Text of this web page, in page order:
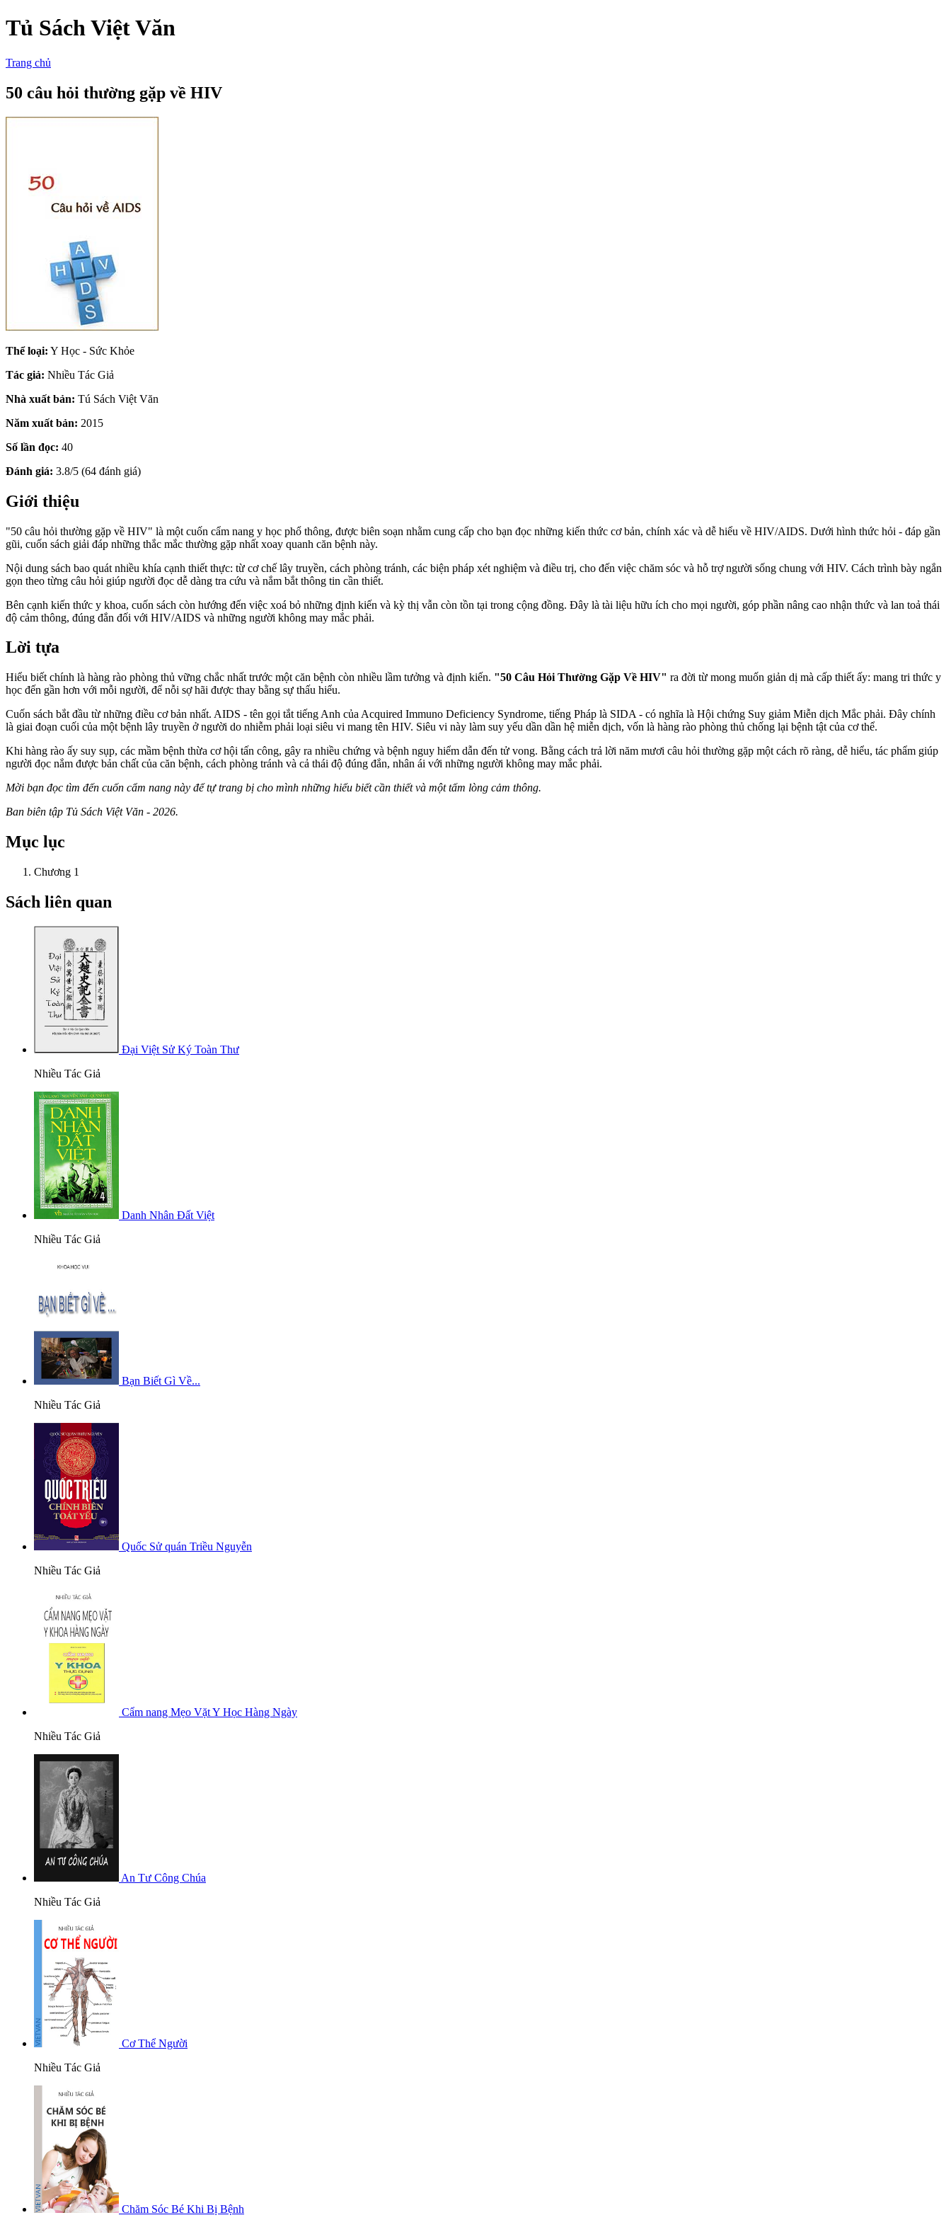
Tủ Sách Việt Văn
Trang chủ
50 câu hỏi thường gặp về HIV
Thể loại: Y Học - Sức Khỏe
Tác giả: Nhiều Tác Giả
Nhà xuất bản: Tú Sách Việt Văn
Năm xuất bản: 2015
Số lần đọc: 40
Đánh giá: 3.8/5 (64 đánh giá)
Giới thiệu
"50 câu hỏi thường gặp về HIV" là một cuốn cẩm nang y học phổ thông, được biên soạn nhằm cung cấp cho bạn đọc những kiến thức cơ bản, chính xác và dễ hiểu về HIV/AIDS. Dưới hình thức hỏi - đáp gần
gũi, cuốn sách giải đáp những thắc mắc thường gặp nhất xoay quanh căn bệnh này.
Nội dung sách bao quát nhiều khía cạnh thiết thực: từ cơ chế lây truyền, cách phòng tránh, các biện pháp xét nghiệm và điều trị, cho đến việc chăm sóc và hỗ trợ người sống chung với HIV. Cách trình bày ngắn
gọn theo từng câu hỏi giúp người đọc dễ dàng tra cứu và nắm bắt thông tin cần thiết.
Bên cạnh kiến thức y khoa, cuốn sách còn hướng đến việc xoá bỏ những định kiến và kỳ thị vẫn còn tồn tại trong cộng đồng. Đây là tài liệu hữu ích cho mọi người, góp phần nâng cao nhận thức và lan toả thái
độ cảm thông, đúng đắn đối với HIV/AIDS và những người không may mắc phải.
Lời tựa
Hiểu biết chính là hàng rào phòng thủ vững chắc nhất trước một căn bệnh còn nhiều lầm tưởng và định kiến. "50 Câu Hỏi Thường Gặp Về HIV" ra đời từ mong muốn giản dị mà cấp thiết ấy: mang tri thức y
học đến gần hơn với mỗi người, để nỗi sợ hãi được thay bằng sự thấu hiểu.
Cuốn sách bắt đầu từ những điều cơ bản nhất. AIDS - tên gọi tắt tiếng Anh của Acquired Immuno Deficiency Syndrome, tiếng Pháp là SIDA - có nghĩa là Hội chứng Suy giảm Miễn dịch Mắc phải. Đây chính
là giai đoạn cuối của một bệnh lây truyền ở người do nhiễm phải loại siêu vi mang tên HIV. Siêu vi này làm suy yếu dần dần hệ miễn dịch, vốn là hàng rào phòng thủ chống lại bệnh tật của cơ thể.
Khi hàng rào ấy suy sụp, các mầm bệnh thừa cơ hội tấn công, gây ra nhiều chứng và bệnh nguy hiểm dẫn đến tử vong. Bằng cách trả lời năm mươi câu hỏi thường gặp một cách rõ ràng, dễ hiểu, tác phẩm giúp
người đọc nắm được bản chất của căn bệnh, cách phòng tránh và cả thái độ đúng đắn, nhân ái với những người không may mắc phải.
Mời bạn đọc tìm đến cuốn cẩm nang này để tự trang bị cho mình những hiểu biết cần thiết và một tấm lòng cảm thông.
Ban biên tập Tủ Sách Việt Văn - 2026.
Mục lục
Chương 1
Sách liên quan
Đại Việt Sử Ký Toàn Thư
Nhiều Tác Giả
Danh Nhân Đất Việt
Nhiều Tác Giả
Bạn Biết Gì Về...
Nhiều Tác Giả
Quốc Sử quán Triều Nguyễn
Nhiều Tác Giả
Cẩm nang Mẹo Vặt Y Học Hàng Ngày
Nhiều Tác Giả
An Tư Công Chúa
Nhiều Tác Giả
Cơ Thể Người
Nhiều Tác Giả
Chăm Sóc Bé Khi Bị Bệnh